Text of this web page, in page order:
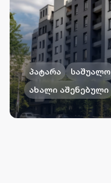
პატარა საშუალო
ახალი აშენებული